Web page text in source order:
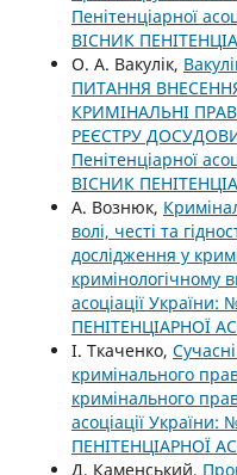
Пенітенціарної
ВІСНИК
О. А. Вакулік,
ПИТАННЯ
КРИМІНАЛЬНІ
РЕЄСТРУ
Пенітенціарної
ВІСНИК
А. Вознюк,
волі, честі та
дослідження у
кримінологічному
асоціації
ПЕНІТЕНЦІАРНОЇ
І. Ткаченко,
кримінального
кримінального
асоціації
ПЕНІТЕНЦІАРНОЇ
Д. Каменський,